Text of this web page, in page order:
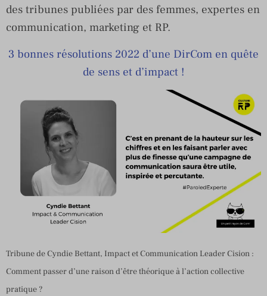
des tribunes publiées par des femmes, expertes en
communication, marketing et RP.
3 bonnes résolutions 2022 d’une DirCom en quête
de sens et d’impact !
Tribune de Cyndie Bettant, Impact et Communication Leader Cision :
Comment passer d’une raison d’être théorique à l’action collective
pratique ?